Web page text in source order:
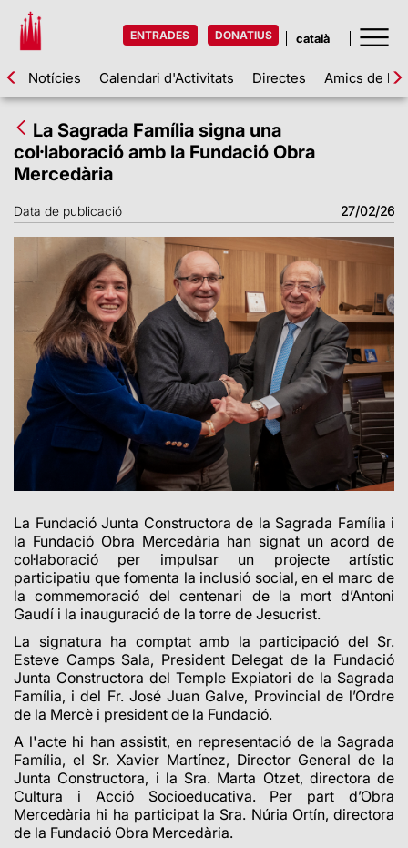
ENTRADES DONATIUS
Notícies Calendari d'Activitats Directes Amics de la
La Sagrada Família signa una
col·laboració amb la Fundació Obra
Mercedària
Data de publicació 27/02/26
La Fundació Junta Constructora de la Sagrada Família i
la Fundació Obra Mercedària han signat un acord de
col·laboració per impulsar un projecte artístic
participatiu que fomenta la inclusió social, en el marc de
la commemoració del centenari de la mort d’Antoni
Gaudí i la inauguració de la torre de Jesucrist.
La signatura ha comptat amb la participació del Sr.
Esteve Camps Sala, President Delegat de la Fundació
Junta Constructora del Temple Expiatori de la Sagrada
Família, i del Fr. José Juan Galve, Provincial de l’Ordre
de la Mercè i president de la Fundació.
A l'acte hi han assistit, en representació de la Sagrada
Família, el Sr. Xavier Martínez, Director General de la
Junta Constructora, i la Sra. Marta Otzet, directora de
Cultura i Acció Socioeducativa. Per part d’Obra
Mercedària hi ha participat la Sra. Núria Ortín, directora
de la Fundació Obra Mercedària.